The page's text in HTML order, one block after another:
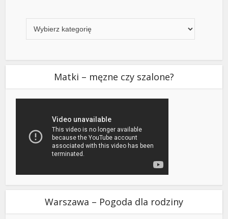
Matki – męzne czy szalone?
Warszawa – Pogoda dla rodziny